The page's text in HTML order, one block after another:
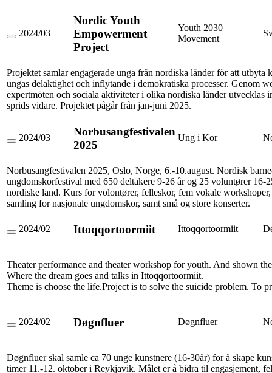
Nordic
Project
2024/03
Nordic Youth
Empowerment
Project
Youth 2030
Movement
Projektet samlar engagerade unga från nordiska länder för att utbyta
ungas delaktighet och inflytande i demokratiska processer. Genom
expertmöten och sociala aktiviteter i olika nordiska länder utvecklas
sprids vidare. Projektet pågår från jan-juni 2025.
Norbusangfestivalen
2024/03
Norbusangfestivalen
2025
Ung i Kor
Norbusangfestivalen 2025, Oslo, Norge, 6.-10.august. Nordisk
ungdomskorfestival med 650 deltakere 9-26 år og 25 voluntører 16-
nordiske land. Kurs for volontører, felleskor, fem vokale
samling for nasjonale ungdomskor, samt små og store konserter.
Ittoqqortoormiit
2024/02 Ittoqqortoormiit Ittoqqortoormiit
Theater performance and theater workshop for youth. And shown
Where the dream goes and talks in Ittoqqortoormiit.
Theme is choose the life.Project is to solve the suicide problem. To
Døgnfluer
2024/02 Døgnfluer Døgnfluer
Døgnfluer skal samle ca 70 unge kunstnere (16-30år) for å skape
timer 11.-12. oktober i Reykjavik. Målet er å bidra til engasjement,